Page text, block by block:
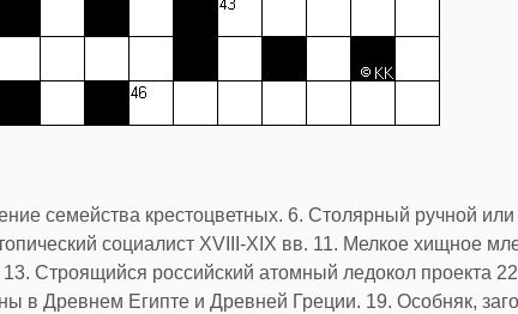
семейства крестоцветных. 6. Столярный ручной или
социалист XVIII-XIX вв. 11. Мелкое хищное
Строящийся российский атомный ледокол проекта
в Древнем Египте и Древней Греции. 19. Особняк,